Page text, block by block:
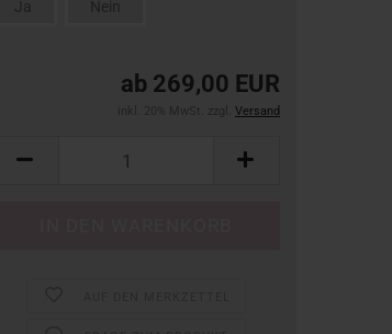
Ja Nein
ab 269,00 EUR
Versand